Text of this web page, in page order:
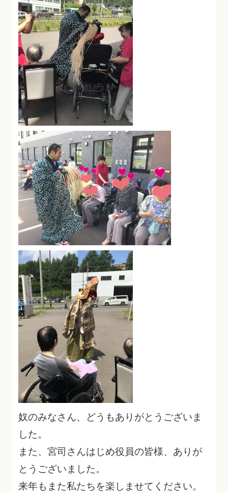
奴のみなさん、どうもありがとうございま
した。
また、宮司さんはじめ役員の皆様、ありが
とうございました。
来年もまた私たちを楽しませてください。